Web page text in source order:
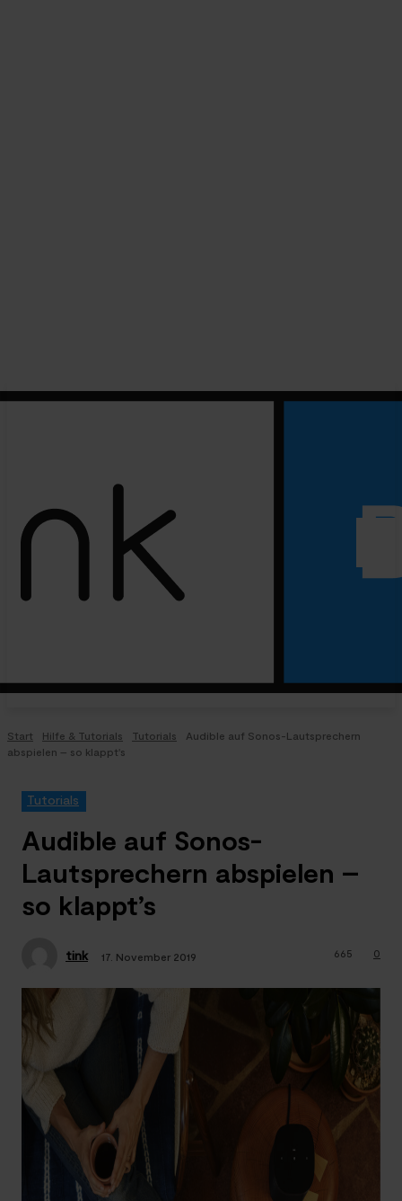
Start Hilfe & Tutorials Tutorials
Audible auf Sonos-Lautsprechern
abspielen – so klappt's
Tutorials
Audible auf Sonos-
Lautsprechern abspielen –
so klappt’s
tink 17. November 2019 0
665